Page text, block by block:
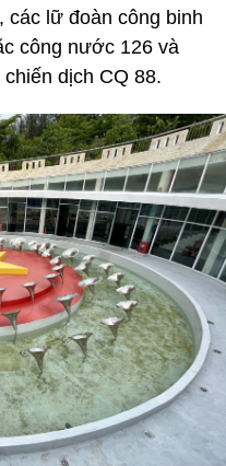
lữ đoàn công binh
công nước 126 và
dịch CQ 88.